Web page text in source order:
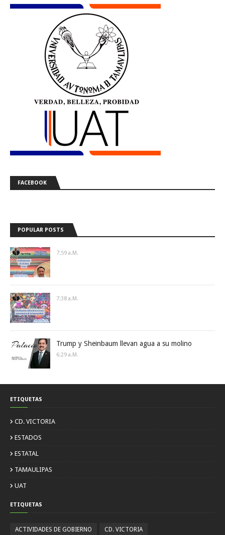
FACEBOOK
POPULAR POSTS
7:59 A.m.
7:38 A.m.
Trump y Sheinbaum llevan agua a su molino
6:29 A.m.
ETIQUETAS
CD. VICTORIA
ESTADOS
ESTATAL
TAMAULIPAS
UAT
ETIQUETAS
ACTIVIDADES DE GOBIERNO CD. VICTORIA